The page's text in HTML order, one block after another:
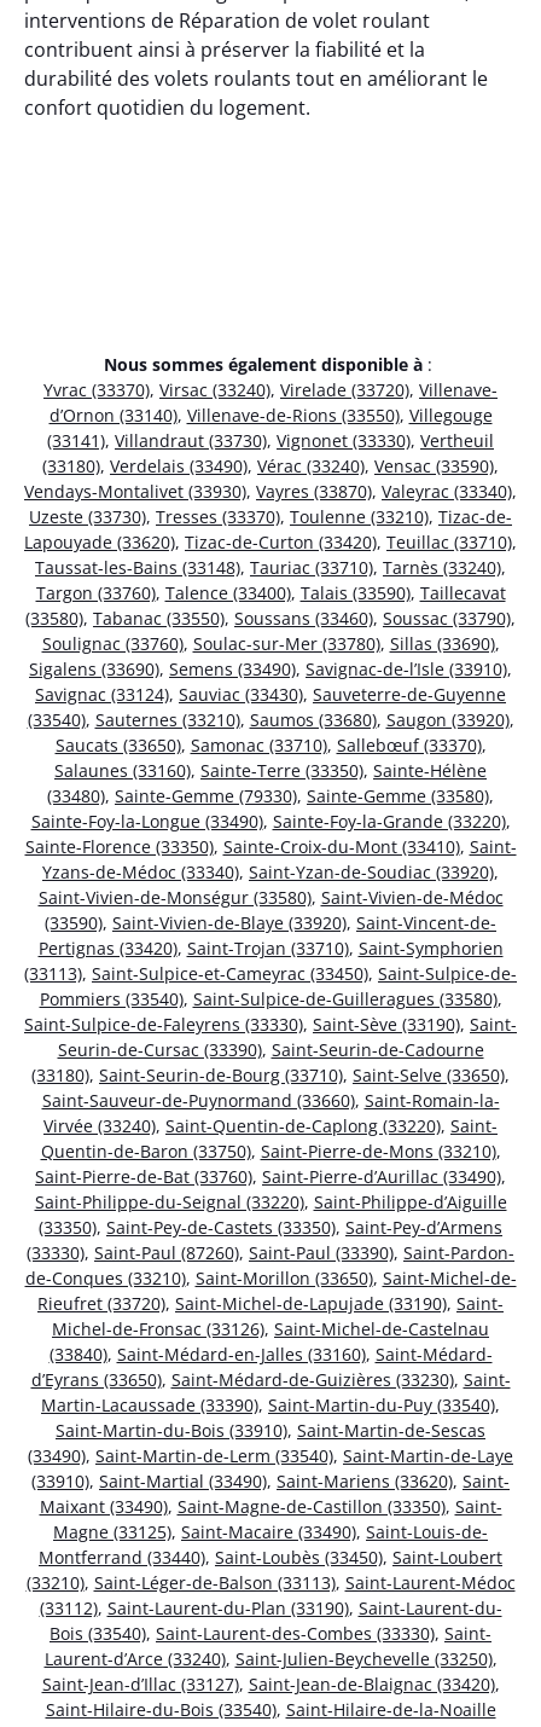
interventions de Réparation de volet roulant
contribuent ainsi à préserver la fiabilité et la
durabilité des volets roulants tout en améliorant le
confort quotidien du logement.
Nous sommes également disponible à :
Yvrac (33370), Virsac (33240), Virelade (33720), Villenave-
d’Ornon (33140), Villenave-de-Rions (33550), Villegouge
(33141), Villandraut (33730), Vignonet (33330), Vertheuil
(33180), Verdelais (33490), Vérac (33240), Vensac (33590),
Vendays-Montalivet (33930), Vayres (33870), Valeyrac (33340),
Uzeste (33730), Tresses (33370), Toulenne (33210), Tizac-de-
Lapouyade (33620), Tizac-de-Curton (33420), Teuillac (33710),
Taussat-les-Bains (33148), Tauriac (33710), Tarnès (33240),
Targon (33760), Talence (33400), Talais (33590), Taillecavat
(33580), Tabanac (33550), Soussans (33460), Soussac (33790),
Soulignac (33760), Soulac-sur-Mer (33780), Sillas (33690),
Sigalens (33690), Semens (33490), Savignac-de-l’Isle (33910),
Savignac (33124), Sauviac (33430), Sauveterre-de-Guyenne
(33540), Sauternes (33210), Saumos (33680), Saugon (33920),
Saucats (33650), Samonac (33710), Sallebœuf (33370),
Salaunes (33160), Sainte-Terre (33350), Sainte-Hélène
(33480), Sainte-Gemme (79330), Sainte-Gemme (33580),
Sainte-Foy-la-Longue (33490), Sainte-Foy-la-Grande (33220),
Sainte-Florence (33350), Sainte-Croix-du-Mont (33410), Saint-
Yzans-de-Médoc (33340), Saint-Yzan-de-Soudiac (33920),
Saint-Vivien-de-Monségur (33580), Saint-Vivien-de-Médoc
(33590), Saint-Vivien-de-Blaye (33920), Saint-Vincent-de-
Pertignas (33420), Saint-Trojan (33710), Saint-Symphorien
(33113), Saint-Sulpice-et-Cameyrac (33450), Saint-Sulpice-de-
Pommiers (33540), Saint-Sulpice-de-Guilleragues (33580),
Saint-Sulpice-de-Faleyrens (33330), Saint-Sève (33190), Saint-
Seurin-de-Cursac (33390), Saint-Seurin-de-Cadourne
(33180), Saint-Seurin-de-Bourg (33710), Saint-Selve (33650),
Saint-Sauveur-de-Puynormand (33660), Saint-Romain-la-
Virvée (33240), Saint-Quentin-de-Caplong (33220), Saint-
Quentin-de-Baron (33750), Saint-Pierre-de-Mons (33210),
Saint-Pierre-de-Bat (33760), Saint-Pierre-d’Aurillac (33490),
Saint-Philippe-du-Seignal (33220), Saint-Philippe-d’Aiguille
(33350), Saint-Pey-de-Castets (33350), Saint-Pey-d’Armens
(33330), Saint-Paul (87260), Saint-Paul (33390), Saint-Pardon-
de-Conques (33210), Saint-Morillon (33650), Saint-Michel-de-
Rieufret (33720), Saint-Michel-de-Lapujade (33190), Saint-
Michel-de-Fronsac (33126), Saint-Michel-de-Castelnau
(33840), Saint-Médard-en-Jalles (33160), Saint-Médard-
d’Eyrans (33650), Saint-Médard-de-Guizières (33230), Saint-
Martin-Lacaussade (33390), Saint-Martin-du-Puy (33540),
Saint-Martin-du-Bois (33910), Saint-Martin-de-Sescas
(33490), Saint-Martin-de-Lerm (33540), Saint-Martin-de-Laye
(33910), Saint-Martial (33490), Saint-Mariens (33620), Saint-
Maixant (33490), Saint-Magne-de-Castillon (33350), Saint-
Magne (33125), Saint-Macaire (33490), Saint-Louis-de-
Montferrand (33440), Saint-Loubès (33450), Saint-Loubert
(33210), Saint-Léger-de-Balson (33113), Saint-Laurent-Médoc
(33112), Saint-Laurent-du-Plan (33190), Saint-Laurent-du-
Bois (33540), Saint-Laurent-des-Combes (33330), Saint-
Laurent-d’Arce (33240), Saint-Julien-Beychevelle (33250),
Saint-Jean-d’Illac (33127), Saint-Jean-de-Blaignac (33420),
Saint-Hilaire-du-Bois (33540), Saint-Hilaire-de-la-Noaille